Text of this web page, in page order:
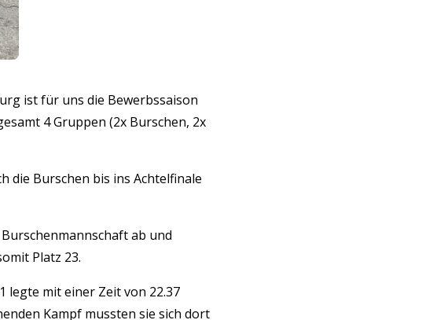
ist für uns die Bewerbssaison
4 Gruppen (2x Burschen, 2x
die Burschen bis ins Achtelfinale
ab und
Platz 23.
legte mit einer Zeit von 22.37
Kampf mussten sie sich dort